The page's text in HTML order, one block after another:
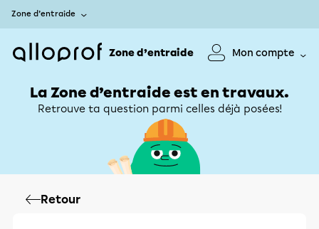
Zone d’entraide
Zone d’entraide Mon compte
La Zone d’entraide est en travaux.
Retrouve ta question parmi celles déjà posées!
Retour